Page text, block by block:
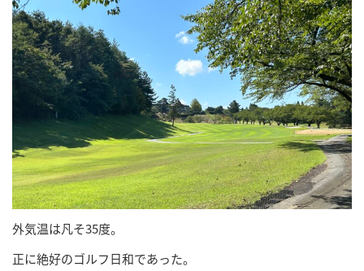
外気温は凡そ35度。
正に絶好のゴルフ日和であった。